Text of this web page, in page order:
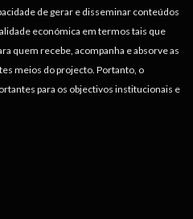
de gerar e disseminar conteúdos
económica em termos tais que
quem recebe, acompanha e absorve as
meios do projecto. Portanto, o
para os objectivos institucionais e